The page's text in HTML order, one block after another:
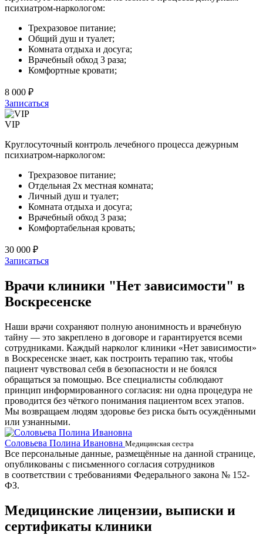
психиатром-наркологом:
Трехразовое питание;
Общий душ и туалет;
Комната отдыха и досуга;
Врачебный обход 3 раза;
Комфортные кровати;
8 000 ₽
Записаться
VIP
Круглосуточный контроль лечебного процесса дежурным
психиатром-наркологом:
Трехразовое питание;
Отдельная 2х местная комната;
Личный душ и туалет;
Комната отдыха и досуга;
Врачебный обход 3 раза;
Комфортабельная кровать;
30 000 ₽
Записаться
Врачи клиники "Нет зависимости" в
Воскресенске
Наши врачи сохраняют полную анонимность и врачебную
тайну — это закреплено в договоре и гарантируется всеми
сотрудниками. Каждый нарколог клиники «Нет зависимости»
в Воскресенске знает, как построить терапию так, чтобы
пациент чувствовал себя в безопасности и не боялся
обращаться за помощью. Все специалисты соблюдают
принцип информированного согласия: ни одна процедура не
проводится без чёткого понимания пациентом всех этапов.
Мы возвращаем людям здоровье без риска быть осуждёнными
или узнанными.
Соловьева Полина Ивановна Медицинская сестра
Все персональные данные, размещённые на данной странице,
опубликованы с письменного согласия сотрудников
в соответствии с требованиями Федерального закона № 152-
ФЗ.
Медицинские лицензии, выписки и
сертификаты клиники